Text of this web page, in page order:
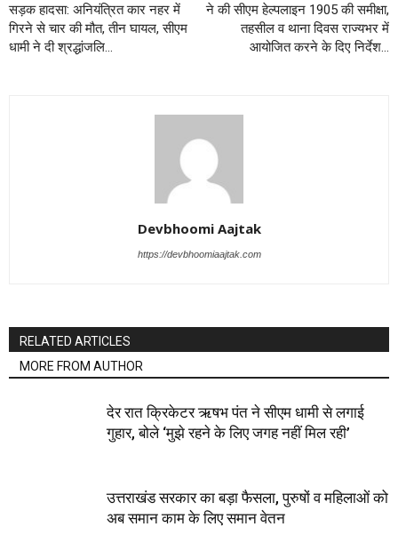
सड़क हादसा: अनियंत्रित कार नहर में
गिरने से चार की मौत, तीन घायल, सीएम
धामी ने दी श्रद्धांजलि…
ने की सीएम हेल्पलाइन 1905 की समीक्षा,
तहसील व थाना दिवस राज्यभर में
आयोजित करने के दिए निर्देश…
Devbhoomi Aajtak
https://devbhoomiaajtak.com
RELATED ARTICLES
MORE FROM AUTHOR
देर रात क्रिकेटर ऋषभ पंत ने सीएम धामी से लगाई
गुहार, बोले ‘मुझे रहने के लिए जगह नहीं मिल रही’
उत्तराखंड सरकार का बड़ा फैसला, पुरुषों व महिलाओं को
अब समान काम के लिए समान वेतन